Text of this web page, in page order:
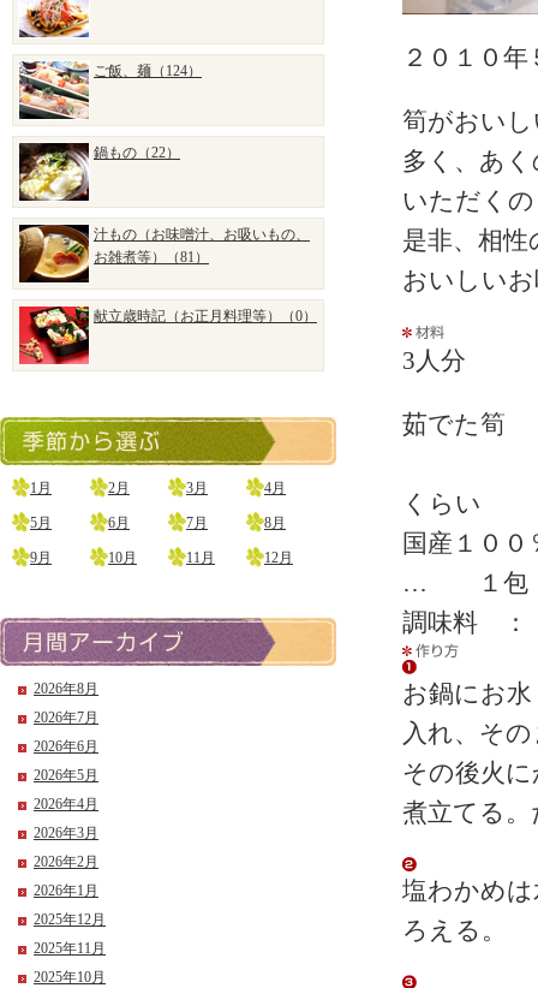
２０１０年
筍がおい
多く、あ
いただく
是非、相
おいしい
3人分
茹でた筍
くらい
国産１
… １
調味料
お鍋にお
入れ、そ
その後火
煮立てる
塩わかめ
ろえる。
ご飯、麺（124）
鍋もの（22）
汁もの（お味噌汁、お吸いもの、
お雑煮等）（81）
献立歳時記（お正月料理等）（0）
1月 2月 3月 4月
5月 6月 7月 8月
9月 10月 11月 12月
2026年8月
2026年7月
2026年6月
2026年5月
2026年4月
2026年3月
2026年2月
2026年1月
2025年12月
2025年11月
2025年10月